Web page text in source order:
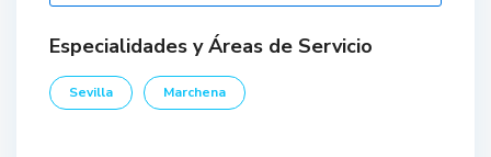
Especialidades y Áreas de Servicio
Sevilla Marchena